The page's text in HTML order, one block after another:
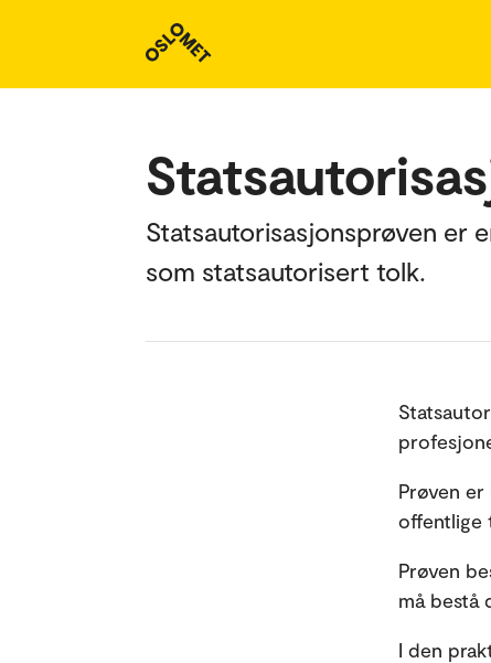
Statsautorisasjonsprøven er
som statsautorisert tolk.
Prøven
offentlige
Prøven
må bestå
I den